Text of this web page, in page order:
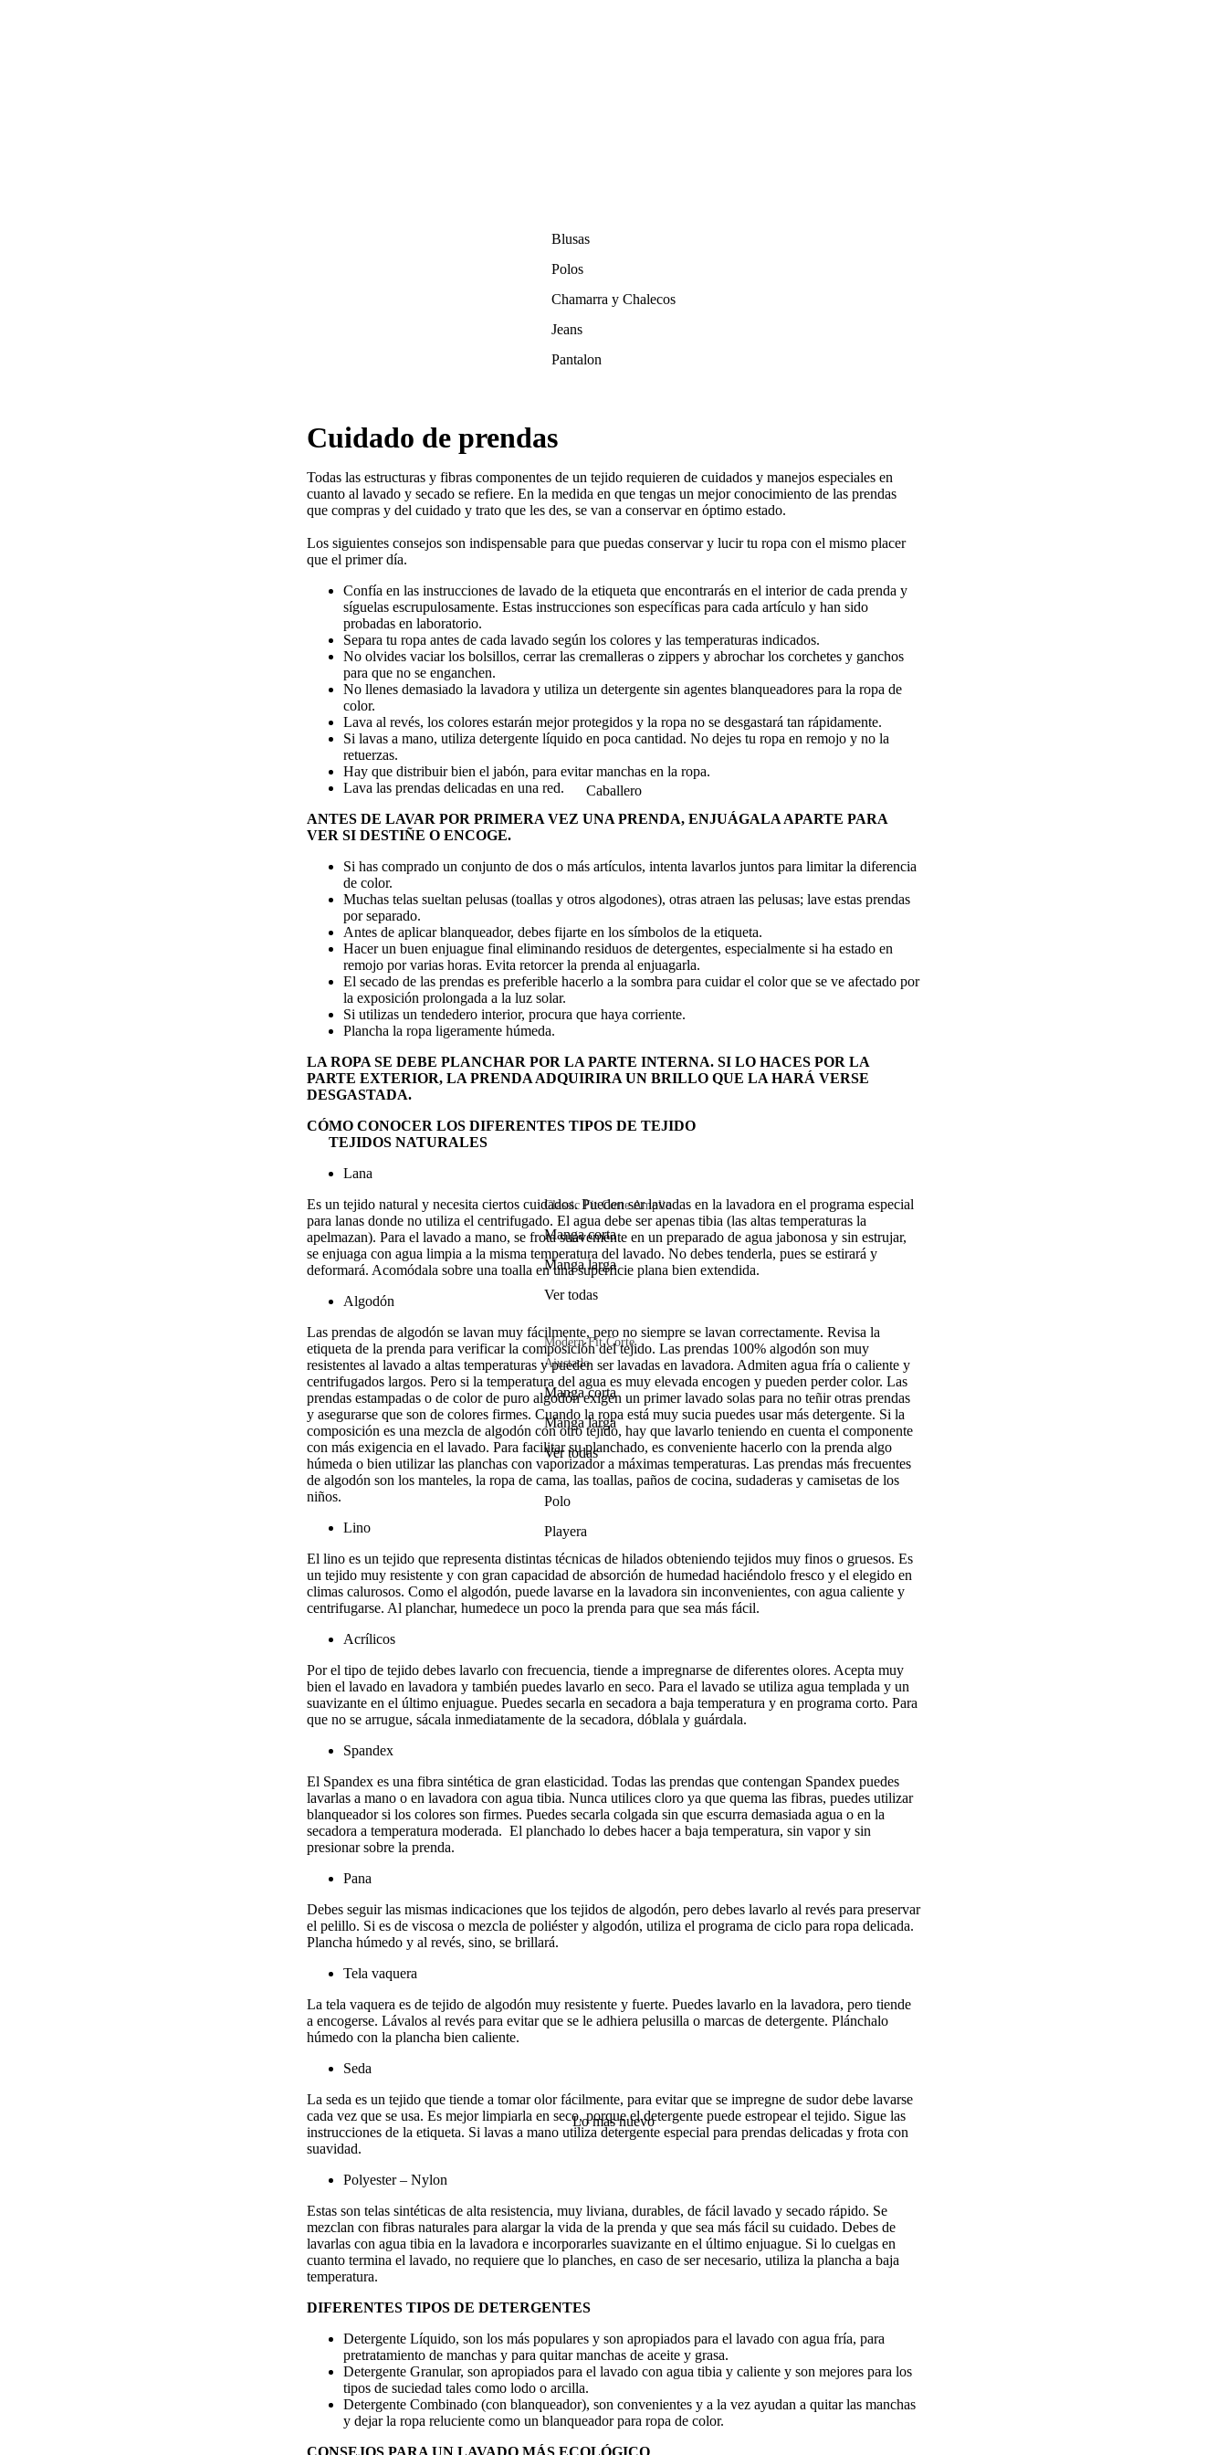
Blusas
Polos
Chamarra y Chalecos
Jeans
Pantalon
Caballero
Classic Fit Corte Amplio
Manga corta
Manga larga
Ver todas
Modern Fit Corte
Ajustado
Manga corta
Manga larga
Ver todas
Polo
Playera
Lo mas nuevo
Cuidado de prendas
Todas las estructuras y fibras componentes de un tejido requieren de cuidados y manejos especiales en
cuanto al lavado y secado se refiere. En la medida en que tengas un mejor conocimiento de las prendas
que compras y del cuidado y trato que les des, se van a conservar en óptimo estado.
Los siguientes consejos son indispensable para que puedas conservar y lucir tu ropa con el mismo placer
que el primer día.
Confía en las instrucciones de lavado de la etiqueta que encontrarás en el interior de cada prenda y
síguelas escrupulosamente. Estas instrucciones son específicas para cada artículo y han sido
probadas en laboratorio.
Separa tu ropa antes de cada lavado según los colores y las temperaturas indicados.
No olvides vaciar los bolsillos, cerrar las cremalleras o zippers y abrochar los corchetes y ganchos
para que no se enganchen.
No llenes demasiado la lavadora y utiliza un detergente sin agentes blanqueadores para la ropa de
color.
Lava al revés, los colores estarán mejor protegidos y la ropa no se desgastará tan rápidamente.
Si lavas a mano, utiliza detergente líquido en poca cantidad. No dejes tu ropa en remojo y no la
retuerzas.
Hay que distribuir bien el jabón, para evitar manchas en la ropa.
Lava las prendas delicadas en una red.
ANTES DE LAVAR POR PRIMERA VEZ UNA PRENDA, ENJUÁGALA APARTE PARA
VER SI DESTIÑE O ENCOGE.
Si has comprado un conjunto de dos o más artículos, intenta lavarlos juntos para limitar la diferencia
de color.
Muchas telas sueltan pelusas (toallas y otros algodones), otras atraen las pelusas; lave estas prendas
por separado.
Antes de aplicar blanqueador, debes fijarte en los símbolos de la etiqueta.
Hacer un buen enjuague final eliminando residuos de detergentes, especialmente si ha estado en
remojo por varias horas. Evita retorcer la prenda al enjuagarla.
El secado de las prendas es preferible hacerlo a la sombra para cuidar el color que se ve afectado por
la exposición prolongada a la luz solar.
Si utilizas un tendedero interior, procura que haya corriente.
Plancha la ropa ligeramente húmeda.
LA ROPA SE DEBE PLANCHAR POR LA PARTE INTERNA. SI LO HACES POR LA
PARTE EXTERIOR, LA PRENDA ADQUIRIRA UN BRILLO QUE LA HARÁ VERSE
DESGASTADA.
CÓMO CONOCER LOS DIFERENTES TIPOS DE TEJIDO
TEJIDOS NATURALES
Lana
Es un tejido natural y necesita ciertos cuidados. Pueden ser lavadas en la lavadora en el programa especial
para lanas donde no utiliza el centrifugado. El agua debe ser apenas tibia (las altas temperaturas la
apelmazan). Para el lavado a mano, se frota suavemente en un preparado de agua jabonosa y sin estrujar,
se enjuaga con agua limpia a la misma temperatura del lavado. No debes tenderla, pues se estirará y
deformará. Acomódala sobre una toalla en una superficie plana bien extendida.
Algodón
Las prendas de algodón se lavan muy fácilmente, pero no siempre se lavan correctamente. Revisa la
etiqueta de la prenda para verificar la composición del tejido. Las prendas 100% algodón son muy
resistentes al lavado a altas temperaturas y pueden ser lavadas en lavadora. Admiten agua fría o caliente y
centrifugados largos. Pero si la temperatura del agua es muy elevada encogen y pueden perder color. Las
prendas estampadas o de color de puro algodón exigen un primer lavado solas para no teñir otras prendas
y asegurarse que son de colores firmes. Cuando la ropa está muy sucia puedes usar más detergente. Si la
composición es una mezcla de algodón con otro tejido, hay que lavarlo teniendo en cuenta el componente
con más exigencia en el lavado. Para facilitar su planchado, es conveniente hacerlo con la prenda algo
húmeda o bien utilizar las planchas con vaporizador a máximas temperaturas. Las prendas más frecuentes
de algodón son los manteles, la ropa de cama, las toallas, paños de cocina, sudaderas y camisetas de los
niños.
Lino
El lino es un tejido que representa distintas técnicas de hilados obteniendo tejidos muy finos o gruesos. Es
un tejido muy resistente y con gran capacidad de absorción de humedad haciéndolo fresco y el elegido en
climas calurosos. Como el algodón, puede lavarse en la lavadora sin inconvenientes, con agua caliente y
centrifugarse. Al planchar, humedece un poco la prenda para que sea más fácil.
Acrílicos
Por el tipo de tejido debes lavarlo con frecuencia, tiende a impregnarse de diferentes olores. Acepta muy
bien el lavado en lavadora y también puedes lavarlo en seco. Para el lavado se utiliza agua templada y un
suavizante en el último enjuague. Puedes secarla en secadora a baja temperatura y en programa corto. Para
que no se arrugue, sácala inmediatamente de la secadora, dóblala y guárdala.
Spandex
El Spandex es una fibra sintética de gran elasticidad. Todas las prendas que contengan Spandex puedes
lavarlas a mano o en lavadora con agua tibia. Nunca utilices cloro ya que quema las fibras, puedes utilizar
blanqueador si los colores son firmes. Puedes secarla colgada sin que escurra demasiada agua o en la
secadora a temperatura moderada. El planchado lo debes hacer a baja temperatura, sin vapor y sin
presionar sobre la prenda.
Pana
Debes seguir las mismas indicaciones que los tejidos de algodón, pero debes lavarlo al revés para preservar
el pelillo. Si es de viscosa o mezcla de poliéster y algodón, utiliza el programa de ciclo para ropa delicada.
Plancha húmedo y al revés, sino, se brillará.
Tela vaquera
La tela vaquera es de tejido de algodón muy resistente y fuerte. Puedes lavarlo en la lavadora, pero tiende
a encogerse. Lávalos al revés para evitar que se le adhiera pelusilla o marcas de detergente. Plánchalo
húmedo con la plancha bien caliente.
Seda
La seda es un tejido que tiende a tomar olor fácilmente, para evitar que se impregne de sudor debe lavarse
cada vez que se usa. Es mejor limpiarla en seco, porque el detergente puede estropear el tejido. Sigue las
instrucciones de la etiqueta. Si lavas a mano utiliza detergente especial para prendas delicadas y frota con
suavidad.
Polyester – Nylon
Estas son telas sintéticas de alta resistencia, muy liviana, durables, de fácil lavado y secado rápido. Se
mezclan con fibras naturales para alargar la vida de la prenda y que sea más fácil su cuidado. Debes de
lavarlas con agua tibia en la lavadora e incorporarles suavizante en el último enjuague. Si lo cuelgas en
cuanto termina el lavado, no requiere que lo planches, en caso de ser necesario, utiliza la plancha a baja
temperatura.
DIFERENTES TIPOS DE DETERGENTES
Detergente Líquido, son los más populares y son apropiados para el lavado con agua fría, para
pretratamiento de manchas y para quitar manchas de aceite y grasa.
Detergente Granular, son apropiados para el lavado con agua tibia y caliente y son mejores para los
tipos de suciedad tales como lodo o arcilla.
Detergente Combinado (con blanqueador), son convenientes y a la vez ayudan a quitar las manchas
y dejar la ropa reluciente como un blanqueador para ropa de color.
CONSEJOS PARA UN LAVADO MÁS ECOLÓGICO